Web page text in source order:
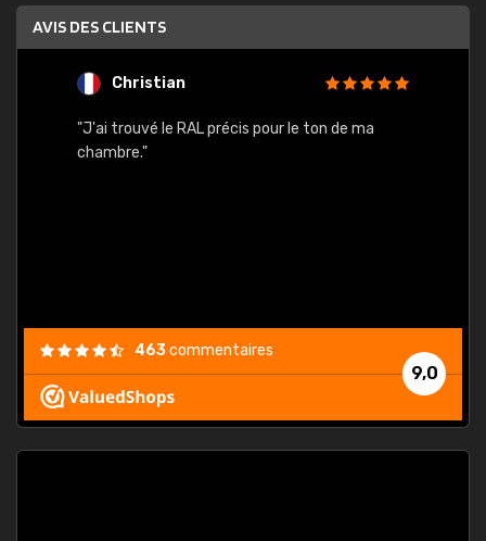
AVIS DES CLIENTS
Christian
"J'ai trouvé le RAL précis pour le ton de ma
chambre."
9,0
463commentaires